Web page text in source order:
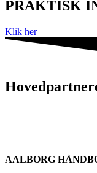
PRAKTISK
Klik her
AALBORG